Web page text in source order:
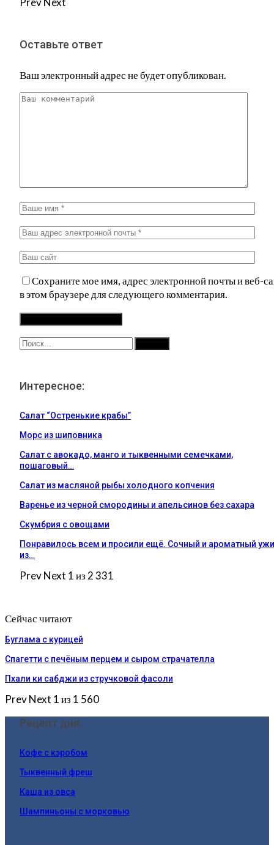
Оставьте ответ
Ваш электронный адрес не будет опубликован.
Сохраните мое имя, адрес электронной почты и веб-
в этом браузере для следующего комментария.
Интересное:
Салат “Остренькие крабы”
Морс из шиповника
Салат с авокадо, манго и тыквенными семечками,
пошаговый…
Салат из масляной рыбы холодного копчения
Варенье из черной смородины и апельсинов без сахара
Скумбрия с овощами
Понравилось всем и просили ещё. Сочный и ароматный
из…
PrevNext 1 из 2 331
Сейчас читают
Буглама с курицей
Спагетти с печёным перцем и сыром страчателла
Пхали ки сабджи из стручковой фасоли
PrevNext 1 из 1 560
Рецепт дня:
Кофе с кэробом
Тыквенный фреш
Каша из овса
Шампиньоны с морковью